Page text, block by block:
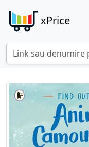
xPrice